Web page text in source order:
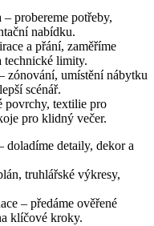
– probereme potřeby,
nabídku.
a přání, zaměříme
technické limity.
zónování, umístění nábytku
scénář.
povrchy, textilie pro
pro klidný večer.
doladíme detaily, dekor a
truhlářské výkresy,
– předáme ověřené
klíčové kroky.